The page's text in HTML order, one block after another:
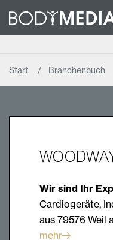
Start Branchenbuch
Wir sind Ihr
Cardiogeräte,
aus 79576 Weil
mehr